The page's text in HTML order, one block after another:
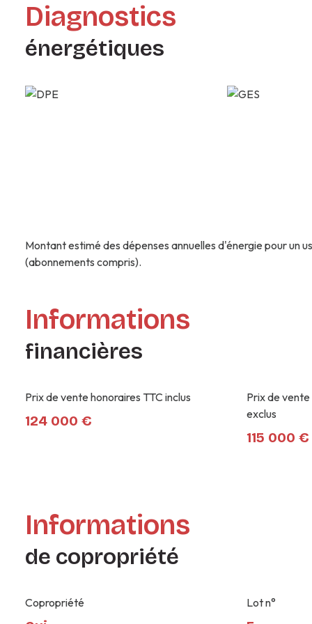
Diagnostics
énergétiques
Montant estimé des dépenses annuelles d'énergie pour un
(abonnements compris).
Informations
financières
Prix de vente honoraires TTC inclus
124 000 €
Prix de vente
exclus
115 000 €
Informations
de copropriété
Copropriété Lot n°